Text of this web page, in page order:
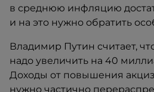
в среднюю инфляцию
и на это нужно обратить
Владимир Путин считает,
надо увеличить на 40
Доходы от повышения
нужно частично